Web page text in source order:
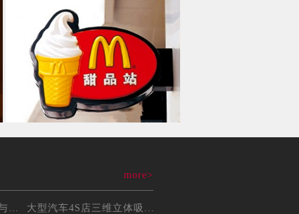
more>
大型汽车4S店三维立体吸...